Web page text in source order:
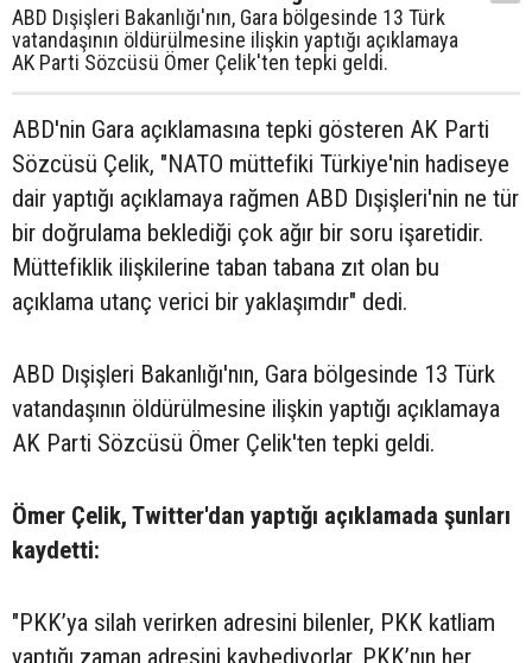
ABD Dışişleri Bakanlığı'nın, Gara bölgesinde 13 Türk
vatandaşının öldürülmesine ilişkin yaptığı açıklamaya
AK Parti Sözcüsü Ömer Çelik'ten tepki geldi.
ABD'nin Gara açıklamasına tepki gösteren AK Parti
Sözcüsü Çelik, "NATO müttefiki Türkiye'nin hadiseye
dair yaptığı açıklamaya rağmen ABD Dışişleri'nin ne tür
bir doğrulama beklediği çok ağır bir soru işaretidir.
Müttefiklik ilişkilerine taban tabana zıt olan bu
açıklama utanç verici bir yaklaşımdır" dedi.
ABD Dışişleri Bakanlığı'nın, Gara bölgesinde 13 Türk
vatandaşının öldürülmesine ilişkin yaptığı açıklamaya
AK Parti Sözcüsü Ömer Çelik'ten tepki geldi.
Ömer Çelik, Twitter'dan yaptığı açıklamada şunları
kaydetti:
"PKK’ya silah verirken adresini bilenler, PKK katliam
yaptığı zaman adresini kaybediyorlar. PKK’nın her